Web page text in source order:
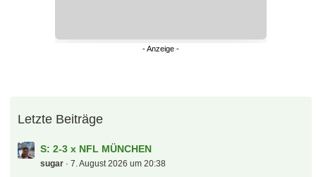
Letzte Beiträge
S: 2-3 x NFL MÜNCHEN
sugar 7. August 2026 um 20:38